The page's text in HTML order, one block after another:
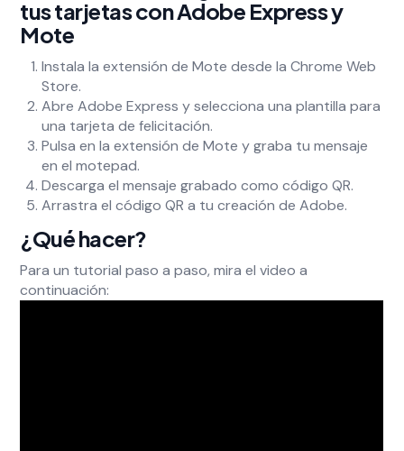
tus tarjetas con Adobe Express y
Mote
Instala la extensión de Mote desde la Chrome Web
Store.
Abre Adobe Express y selecciona una plantilla para
una tarjeta de felicitación.
Pulsa en la extensión de Mote y graba tu mensaje
en el motepad.
Descarga el mensaje grabado como código QR.
Arrastra el código QR a tu creación de Adobe.
¿Qué hacer?
Para un tutorial paso a paso, mira el video a
continuación: